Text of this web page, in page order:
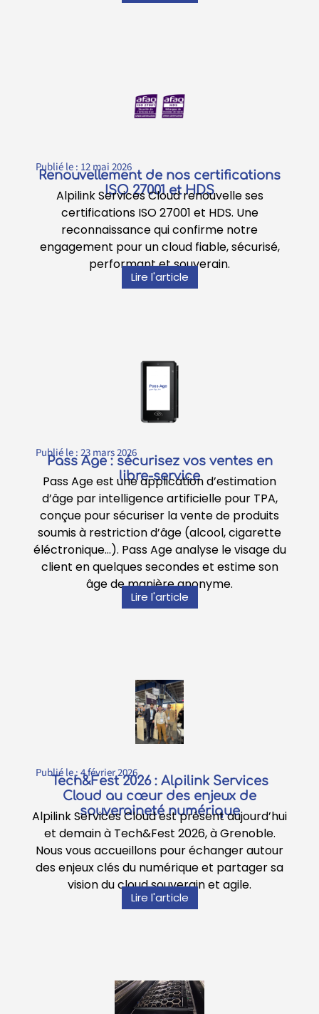
Publié le : 12 mai 2026
Renouvellement de nos certifications
ISO 27001 et HDS
Alpilink Services Cloud renouvelle ses
certifications ISO 27001 et HDS. Une
reconnaissance qui confirme notre
engagement pour un cloud fiable, sécurisé,
performant et souverain.
Lire l'article
Publié le :23 mars 2026
Pass Age : sécurisez vos ventes en
libre-service
Pass Age est une application d’estimation
d’âge par intelligence artificielle pour TPA,
conçue pour sécuriser la vente de produits
soumis à restriction d’âge (alcool, cigarette
éléctronique…). Pass Age analyse le visage du
client en quelques secondes et estime son
âge de manière anonyme.
Lire l'article
Publié le :4 février 2026
Tech&Fest 2026 : Alpilink Services
Cloud au cœur des enjeux de
souveraineté numérique
Alpilink Services Cloud est présent aujourd’hui
et demain à Tech&Fest 2026, à Grenoble.
Nous vous accueillons pour échanger autour
des enjeux clés du numérique et partager sa
vision du cloud souverain et agile.
Lire l'article